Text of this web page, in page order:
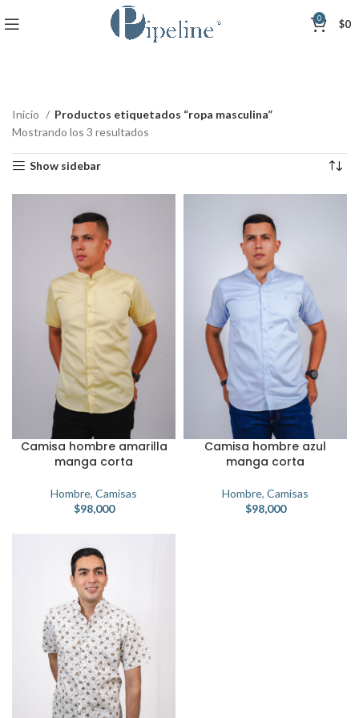
0 $0
Inicio
Productos etiquetados “ropa masculina”
Mostrando los 3 resultados
Show sidebar
Camisa hombre amarilla
manga corta
Hombre, Camisas
$98,000
Camisa hombre azul
manga corta
Hombre, Camisas
$98,000